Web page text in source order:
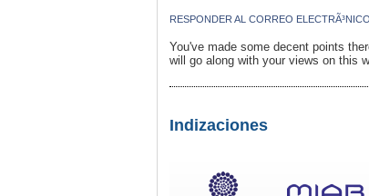
RESPONDER AL CORREO ELECTRÃ³NICO
You've made some decent points
will go along with your views on this
Indizaciones